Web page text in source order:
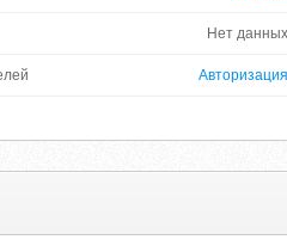
Нет данных
Авторизация